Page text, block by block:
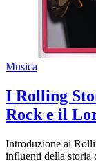
Musica
I Rolling
Rock e il
Introduzione ai
influenti della storia